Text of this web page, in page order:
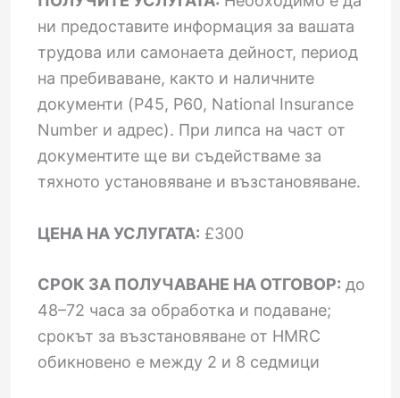
ни предоставите информация за вашата
трудова или самонаета дейност, период
на пребиваване, както и наличните
документи (P45, P60, National Insurance
Number и адрес). При липса на част от
документите ще ви съдействаме за
тяхното установяване и възстановяване.
ЦЕНА НА УСЛУГАТА: £300
СРОК ЗА ПОЛУЧАВАНЕ НА ОТГОВОР: до
48–72 часа за обработка и подаване;
срокът за възстановяване от HMRC
обикновено е между 2 и 8 седмици